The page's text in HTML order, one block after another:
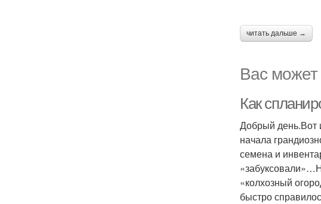
читать дальше →
Вас может
Как
Добрый день.Вот
начала
семена и
«колхозный
быстро